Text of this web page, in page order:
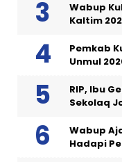
Wabup
Kaltim
Pemkab
Unmul
RIP, Ibu
Sekolaq
Wabup
Hadapi